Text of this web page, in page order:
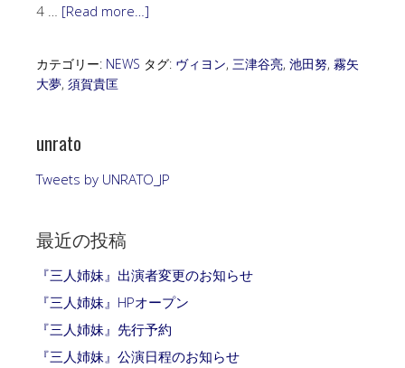
4 … [Read more…]
カテゴリー: NEWS タグ: ヴィヨン, 三津谷亮, 池田努, 霧矢
大夢, 須賀貴匡
unrato
Tweets by UNRATO_JP
最近の投稿
『三人姉妹』出演者変更のお知らせ
『三人姉妹』HPオープン
『三人姉妹』先行予約
『三人姉妹』公演日程のお知らせ